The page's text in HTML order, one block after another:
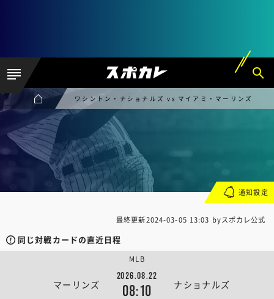
ワシントン・ナショナルズ vs マイアミ・マーリンズ
最終更新2024-03-05 13:03 byスポカレ公式
同じ対戦カードの直近日程
マーリンズ
2026.08.22
08:10 ナショナルズ
MLB
通知設定